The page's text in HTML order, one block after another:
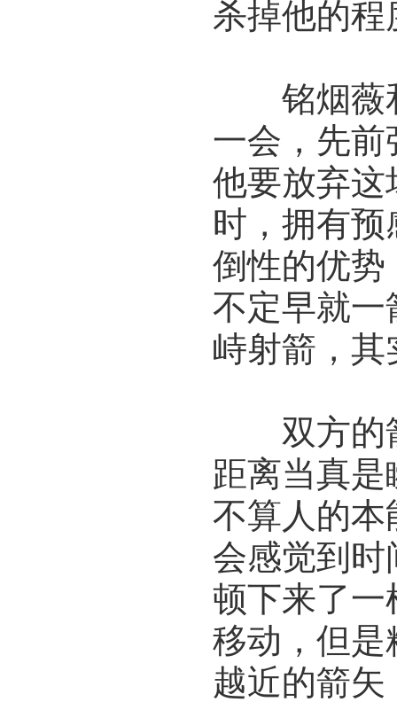
杀掉他的
铭烟薇和
一会，先
他要放弃这
时，拥有
倒性的优势
不定早就一
峙射箭，
双方的箭
距离当真
不算人的本
会感觉到
顿下来了一
移动，但是
越近的箭